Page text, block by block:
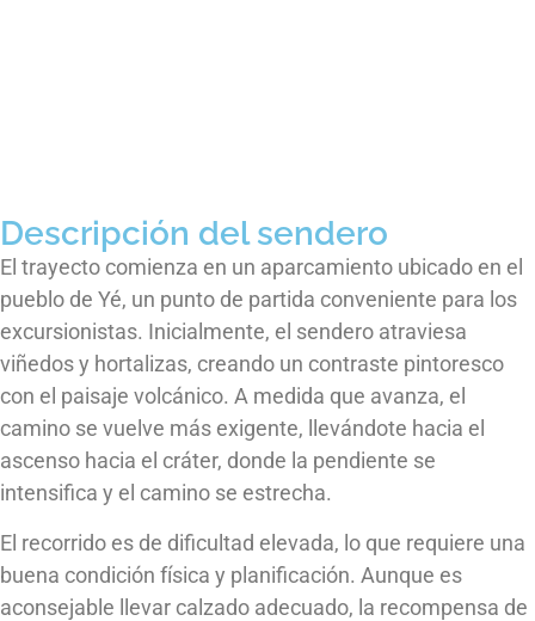
Descripción del sendero
El trayecto comienza en un aparcamiento ubicado en el
pueblo de Yé, un punto de partida conveniente para los
excursionistas. Inicialmente, el sendero atraviesa
viñedos y hortalizas, creando un contraste pintoresco
con el paisaje volcánico. A medida que avanza, el
camino se vuelve más exigente, llevándote hacia el
ascenso hacia el cráter, donde la pendiente se
intensifica y el camino se estrecha.
El recorrido es de dificultad elevada, lo que requiere una
buena condición física y planificación. Aunque es
aconsejable llevar calzado adecuado, la recompensa de